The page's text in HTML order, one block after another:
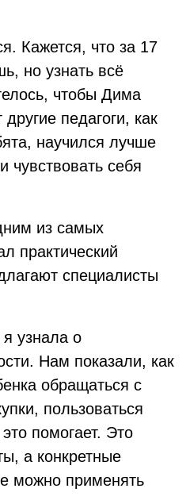
Кажется, что за 17
но узнать всё
чтобы Дима
педагоги, как
научился лучше
чувствовать себя
из самых
практический
специалисты
узнала о
Нам показали, как
обращаться с
пользоваться
помогает. Это
а конкретные
можно применять